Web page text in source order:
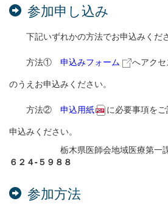
参加申し込み
下記いずれかの方法でお申込みくださ
方法① 申込みフォーム
へアク
のうえお申込みください。
方法② 申込用紙
に必要事項を
申込みください。
栃木県医師会地域医療第
６２４-５９８８
参加方法